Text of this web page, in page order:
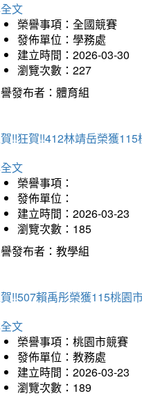
文
榮譽事項：全國競賽
發佈單位：學務處
建立時間：2026-03-30
瀏覽次數：227
發布者：體育組
!!狂賀!!412林靖岳榮獲
文
榮譽事項：
發佈單位：
建立時間：2026-03-23
瀏覽次數：185
發布者：教學組
!!507賴禹彤榮獲115桃園
文
榮譽事項：桃園市競賽
發佈單位：教務處
建立時間：2026-03-23
瀏覽次數：189